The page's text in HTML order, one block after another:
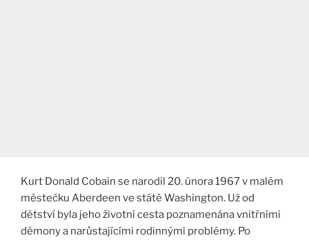
Kurt Donald Cobain se narodil 20. února 1967 v malém
městečku Aberdeen ve státě Washington. Už od
dětství byla jeho životní cesta poznamenána vnitřními
démony a narůstajícími rodinnými problémy. Po